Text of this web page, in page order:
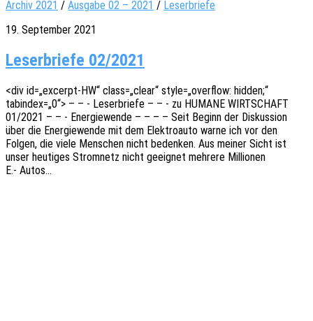
Archiv 2021 / Ausgabe 02 – 2021 / Leserbriefe
19. September 2021
Leserbriefe 02/2021
<div id=„excerpt-HW“ class=„clear“ style=„overflow: hidden;“
tabindex=„0“> – – - Leser­brie­fe – – - zu HUMANE WIRTSCHAFT
01/2021 – – - Ener­gie­wen­de – – – – Seit Beginn der Diskus­si­on
über die Ener­gie­wen­de mit dem Elek­tro­au­to warne ich vor den
Folgen, die viele Menschen nicht beden­ken. Aus meiner Sicht ist
unser heuti­ges Strom­netz nicht geeig­net mehre­re Millio­nen
E.- Autos…